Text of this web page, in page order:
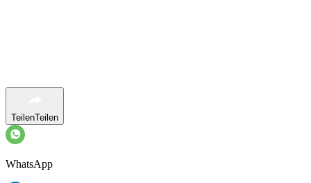
TeilenTeilen
WhatsApp